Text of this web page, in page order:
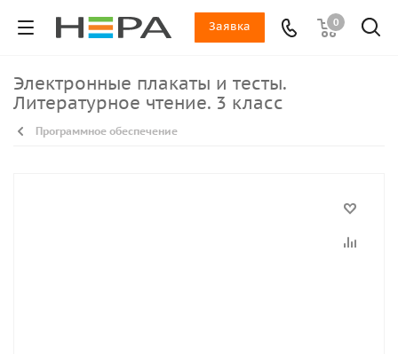
0
Заявка
Электронные плакаты и тесты.
Литературное чтение. 3 класс
Программное обеспечение